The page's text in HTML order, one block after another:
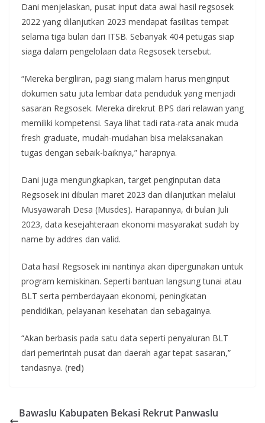
Dani menjelaskan, pusat input data awal hasil regsosek
2022 yang dilanjutkan 2023 mendapat fasilitas tempat
selama tiga bulan dari ITSB. Sebanyak 404 petugas siap
siaga dalam pengelolaan data Regsosek tersebut.
“Mereka bergiliran, pagi siang malam harus menginput
dokumen satu juta lembar data penduduk yang menjadi
sasaran Regsosek. Mereka direkrut BPS dari relawan yang
memiliki kompetensi. Saya lihat tadi rata-rata anak muda
fresh graduate, mudah-mudahan bisa melaksanakan
tugas dengan sebaik-baiknya,” harapnya.
Dani juga mengungkapkan, target penginputan data
Regsosek ini dibulan maret 2023 dan dilanjutkan melalui
Musyawarah Desa (Musdes). Harapannya, di bulan Juli
2023, data kesejahteraan ekonomi masyarakat sudah by
name by addres dan valid.
Data hasil Regsosek ini nantinya akan dipergunakan untuk
program kemiskinan. Seperti bantuan langsung tunai atau
BLT serta pemberdayaan ekonomi, peningkatan
pendidikan, pelayanan kesehatan dan sebagainya.
“Akan berbasis pada satu data seperti penyaluran BLT
dari pemerintah pusat dan daerah agar tepat sasaran,”
tandasnya. (red)
Bawaslu Kabupaten Bekasi Rekrut Panwaslu